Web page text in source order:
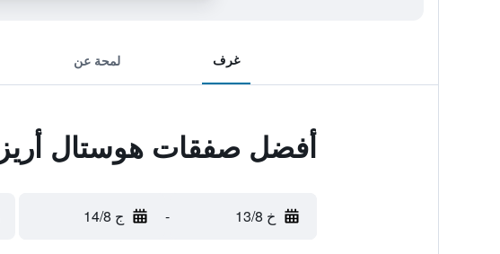
غرف لمحة عن
أفضل صفقات هوستال أريز
خ 13/8 - ج 14/8